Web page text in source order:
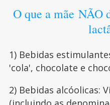
O que a mãe NÃO
1) Bebidas
'cola', chocolate e
2) Bebidas alcóolicas: